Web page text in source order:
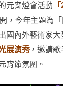
元宵燈會活動
，今年主題為
國內外藝術家
展演秀 ，邀請
宵節氛圍。